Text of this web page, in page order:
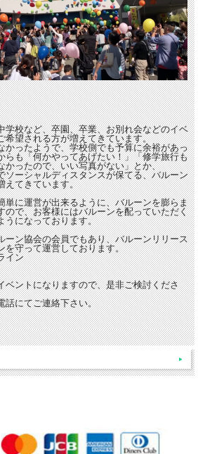
学校など、卒園、卒業、お別れ会などのイベ
希望される方が増えてきています。
かったようで、学校側でも予算に余裕があっ
らも「何かやってあげたい！」「修学旅行も
かったので、いい写真がない」とか、
ソーシャルディスタンスが保てる、バルーン
えてきています。
単に運営が出来るように、バルーンを膨らま
ので、お客様にはバルーンを配っていただく
うになっております。
ーン協会の会員でもあり、バルーンリリース
を守って運営しております。
イン
ベントになりますので、是非ご検討くださ
話にてご連絡下さい。